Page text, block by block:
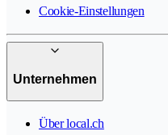
Cookie-Einstellungen
Unternehmen
Über local.ch